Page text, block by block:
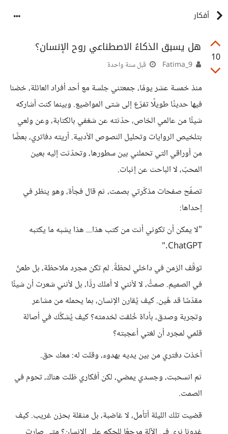
أفكار
10
هل يسبق الذكاءُ الاصطناعي روح الإنسان؟
قبل سنة واحدة
منذ خمسة عشر يومًا، جمعتني جلسة مع أحد أفراد العائلة، خضنا
فيها حديثًا طويلًا تفرّع إلى شتى المواضيع. وبينما كنت أشاركه
شيئًا من عالمي الخاص، حدّثته عن شغفي بالكتابة، وعن ولعي
بتلخيص الروايات وتحليل النصوص الأدبية. أريته دفاتري، بعضًا
من أوراقي التي تحملني بين سطورها، وتحدّثت إليه بعين
المحبّ، لا الباحث عن إثبات.
تصفّح صفحات مذكّرتي بصمت، ثم قال فجأة، وهو ينظر في
إحداها:
"لا يمكن أن تكوني أنت من كتب هذا... هذا يشبه ما يكتبه
ChatGPT."
توقّف الزمن في داخلي لحظةً. لم تكن مجرد ملاحظة، بل طعنٌ
في الصميم. صمتُّ، لا لأنني لا أملك ردًّا، بل لأنني شعرت أن شيئًا
مقدّسًا قد هُين. كيف يُقارن الإنسان، بما يحمله من مشاعر
وتجربة وصدق، بأداة خُلقت لخدمته؟ كيف يُشكَّك في أصالة
قلمي لمجرد أن لغتي أعجبته؟
أخذت دفتري من بين يديه بهدوء، وقلت له: معك حق.
ثم انسحبت، وجسدي يمضي، لكن أفكاري ظلت هناك، تحوم في
الصمت.
قضيت تلك الليلة أتأمل، لا غاضبة، بل مثقلة بحزن غريب. كيف